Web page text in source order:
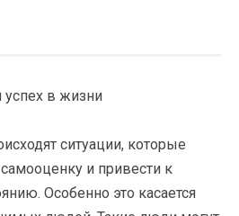
ситуации, которые
и привести к
Особенно это касается